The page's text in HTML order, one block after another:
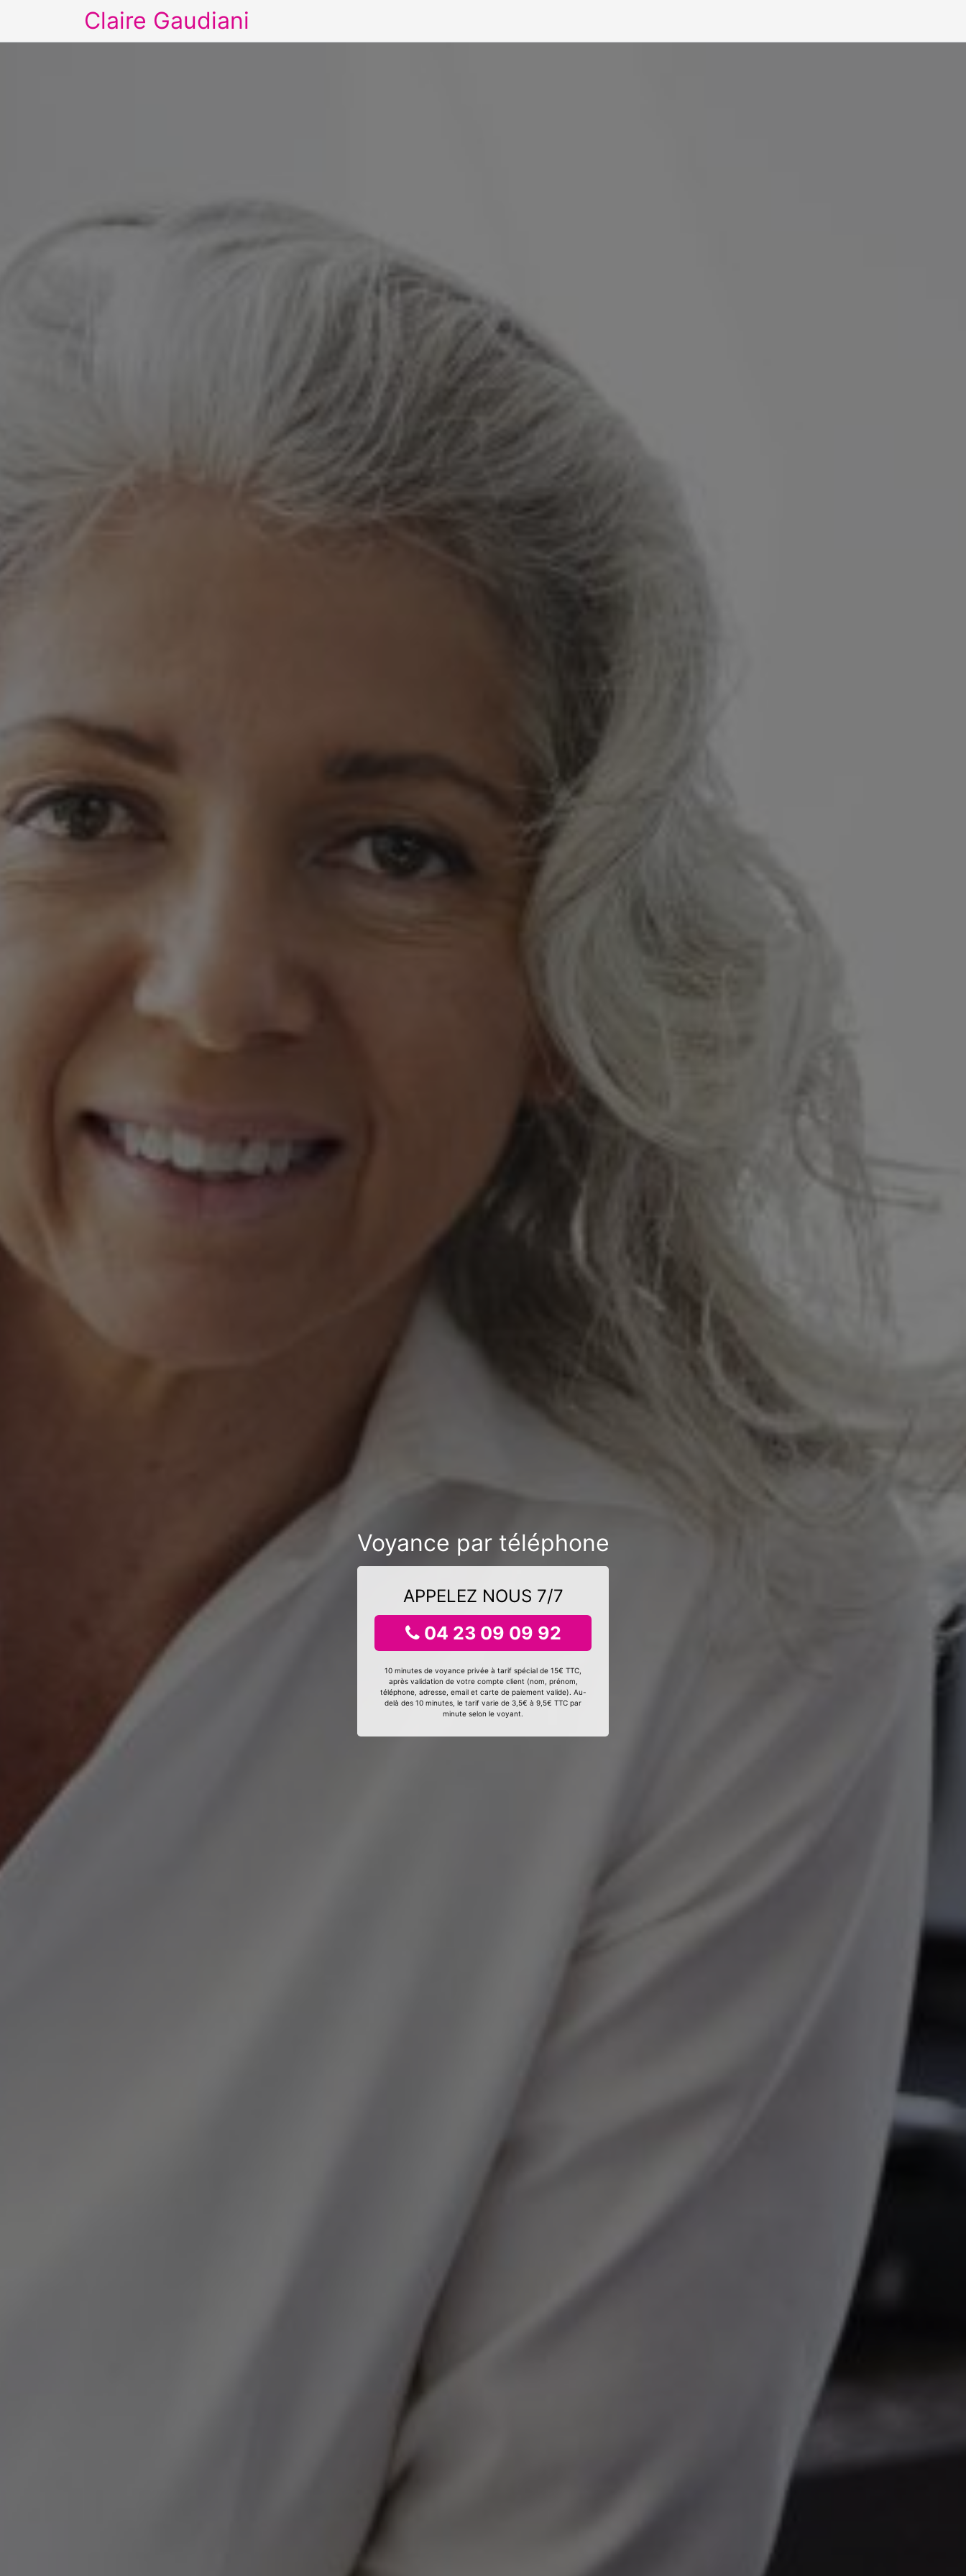
Claire Gaudiani
Voyance par téléphone
APPELEZ NOUS 7/7
04 23 09 09 92
10 minutes de voyance privée à tarif spécial de 15€ TTC,
après validation de votre compte client (nom, prénom,
téléphone, adresse, email et carte de paiement valide). Au-
delà des 10 minutes, le tarif varie de 3,5€ à 9,5€ TTC par
minute selon le voyant.